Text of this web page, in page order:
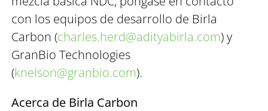
con los equipos de desarrollo de Birla
Carbon (charles.herd@adityabirla.com) y
GranBio Technologies
(knelson@granbio.com).
Acerca de Birla Carbon